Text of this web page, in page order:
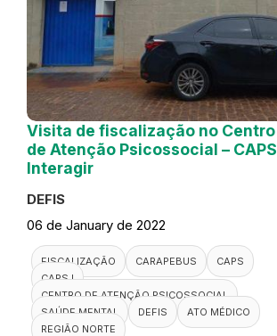
Visita de fiscalização no Centro
de Atenção Psicossocial – CAPS
Interagir
DEFIS
06 de January de 2022
FISCALIZAÇÃO CARAPEBUS
CAPS
CAPS I
CENTRO DE ATENÇÃO PSICOSSOCIAL
SAÚDE MENTAL
DEFIS
ATO MÉDICO
REGIÃO NORTE